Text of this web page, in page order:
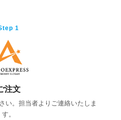
1
注文
い。担当者よりご連絡いたしま
す。